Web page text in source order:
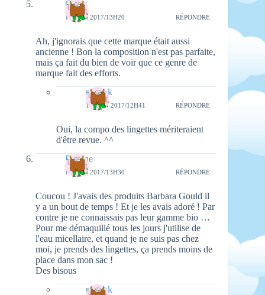
Glory
16 JUIN 2017/13H20 RÉPONDRE
Ah, j'ignorais que cette marque était aussi
ancienne ! Bon la composition n'est pas parfaite,
mais ça fait du bien de voir que ce genre de
marque fait des efforts.
natieak
18 JUIN 2017/12H41 RÉPONDRE
Oui, la compo des lingettes mériteraient
d'être revue. ^^
Pauline
16 JUIN 2017/13H30 RÉPONDRE
Coucou ! J'avais des produits Barbara Gould il
y a un bout de temps ! Et je les avais adoré ! Par
contre je ne connaissais pas leur gamme bio …
Pour me démaquillé tous les jours j'utilise de
l'eau micellaire, et quand je ne suis pas chez
moi, je prends des lingettes, ça prends moins de
place dans mon sac !
Des bisous
natieak